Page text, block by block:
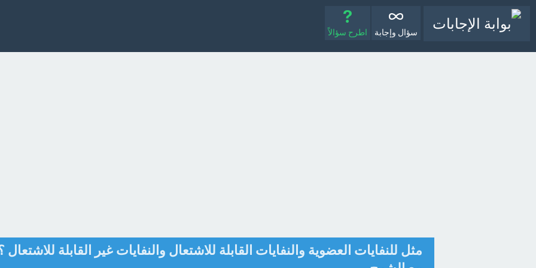
سؤال وإجابة اطرح سؤالاً
مثل للنفايات العضوية والنفايات القابلة للاشتعال والنفايات غير القابلة للاشتعال